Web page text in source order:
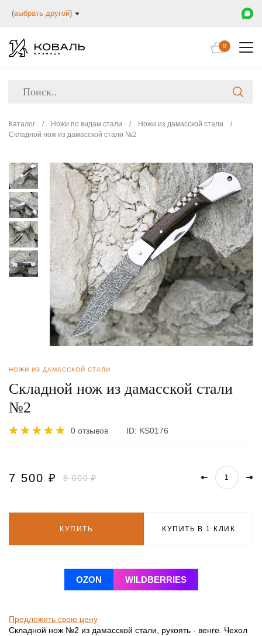
(выбрать другой)
0
Каталог / Ножи по видам стали / Ножи из дамасской стали
/
Складной нож из дамасской стали №2
НОЖИ ИЗ ДАМАССКОЙ СТАЛИ
Складной нож из дамасской стали
№2
0 отзывов ID: KS0176
7 500 ₽ 8 000 ₽
КУПИТЬ КУПИТЬ В 1 КЛИК
OZON WILDBERRIES
Предложить свою цену
Складной нож №2 из дамасской стали, рукоять - венге. Чехол